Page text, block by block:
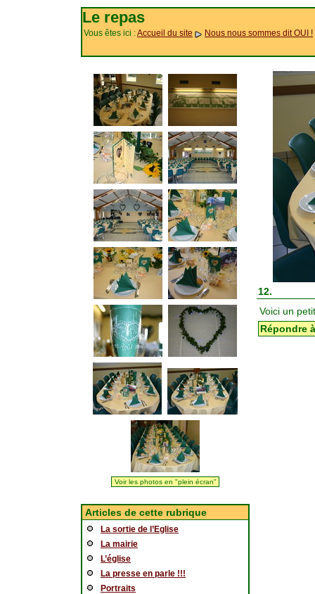
Le repas
Vous êtes ici :Accueil du site Nous nous sommes dit OUI !
Voir les photos en "plein écran"
Articles de cette rubrique
La sortie de l’Eglise
La mairie
L’église
La presse en parle !!!
Portraits
12.
Voici un
Répondre